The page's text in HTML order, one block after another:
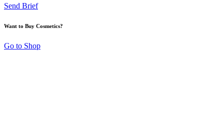
Send Brief
Want to Buy Cosmetics?
Go to Shop